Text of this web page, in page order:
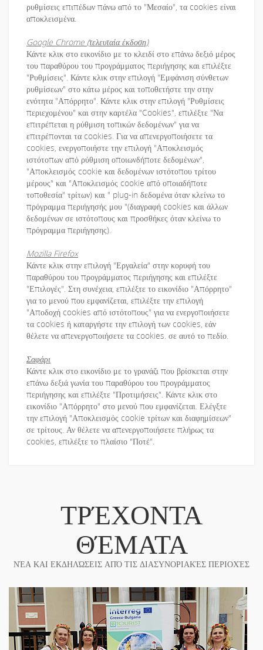
ρυθμίσεις επιπέδων πάνω από το "Μεσαίο", τα cookies είναι
αποκλεισμένα.
Google Chrome (τελευταία έκδοση)
Κάντε κλικ στο εικονίδιο με το κλειδί στο επάνω δεξιό μέρος
του παραθύρου του προγράμματος περιήγησης και επιλέξτε
"Ρυθμίσεις". Κάντε κλικ στην επιλογή "Εμφάνιση σύνθετων
ρυθμίσεων" στο κάτω μέρος και τοποθετήστε την στην
ενότητα "Απόρρητο". Κάντε κλικ στην επιλογή "Ρυθμίσεις
περιεχομένου" και στην καρτέλα "Cookies", επιλέξτε "Να
επιτρέπεται η ρύθμιση τοπικών δεδομένων" για να
επιτρέπονται τα cookies. Για να απενεργοποιήσετε τα
cookies, ενεργοποιήστε την επιλογή "Αποκλεισμός
ιστότοπων από ρύθμιση οποιωνδήποτε δεδομένων",
"Αποκλεισμός cookie και δεδομένων ιστότοπου τρίτου
μέρους" και "Αποκλεισμός cookie από οποιαδήποτε
τοποθεσία" τρίτων) και " plug-in δεδομένα όταν κλείνω το
πρόγραμμα περιήγησής μου "(διαγραφή cookies και άλλων
δεδομένων σε ιστότοπους και προσθήκες όταν κλείνω το
πρόγραμμα περιήγησης).
Mozilla Firefox
Κάντε κλικ στην επιλογή "Εργαλεία" στην κορυφή του
παραθύρου του προγράμματος περιήγησης και επιλέξτε
"Επιλογές". Στη συνέχεια, επιλέξτε το εικονίδιο "Απόρρητο"
για το μενού που εμφανίζεται, επιλέξτε την επιλογή
"Αποδοχή cookies από ιστότοπους" για να ενεργοποιήσετε
τα cookies ή καταργήστε την επιλογή των cookies, εάν
θέλετε να απενεργοποιήσετε τα cookies. σε αυτό το πεδίο.
Σαφάρι
Κάντε κλικ στο εικονίδιο με το γρανάζι που βρίσκεται στην
επάνω δεξιά γωνία του παραθύρου του προγράμματος
περιήγησης και επιλέξτε "Προτιμήσεις". Κάντε κλικ στο
εικονίδιο "Απόρρητο" στο μενού που εμφανίζεται. Ελέγξτε
την επιλογή "Αποκλεισμός cookie τρίτων και διαφημίσεων"
σε τρίτους. Αν θέλετε να απενεργοποιήσετε πλήρως τα
cookies, επιλέξτε το πλαίσιο "Ποτέ".
ΤΡΈΧΟΝΤΑ
ΘΈΜΑΤΑ
ΝΈΑ ΚΑΙ ΕΚΔΗΛΏΣΕΙΣ ΑΠΌ ΤΙΣ ΔΙΑΣΥΝΟΡΙΑΚΈΣ ΠΕΡΙΟΧΈΣ